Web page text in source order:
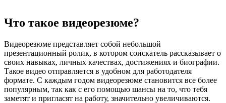
Что такое видеорезюме?
Видеорезюме представляет собой небольшой
презентационный ролик, в котором соискатель рассказывает о
своих навыках, личных качествах, достижениях и биографии.
Такое видео отправляется в удобном для работодателя
формате. С каждым годом видеорезюме становится все более
популярным, так как с его помощью шансы на то, что тебя
заметят и пригласят на работу, значительно увеличиваются.